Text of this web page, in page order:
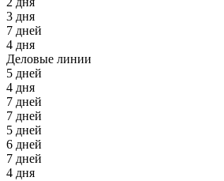
3 дня
7 дней
4 дня
Деловые линии
5 дней
4 дня
7 дней
7 дней
5 дней
6 дней
7 дней
4 дня